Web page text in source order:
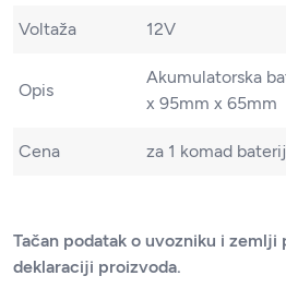
Voltaža 12V
Opis
Akumulatorska
x 95mm x 65mm
Cena za 1 komad
Tačan podatak o uvozniku i zemlji
deklaraciji proizvoda.